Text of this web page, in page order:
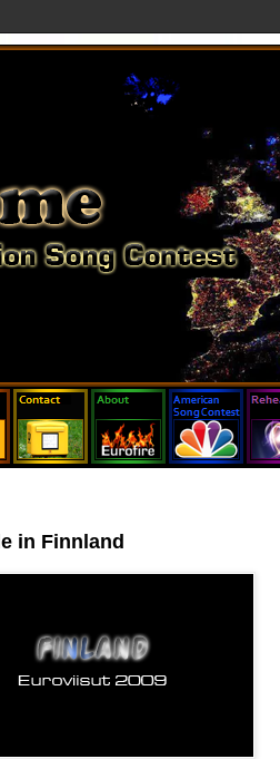
in Finnland